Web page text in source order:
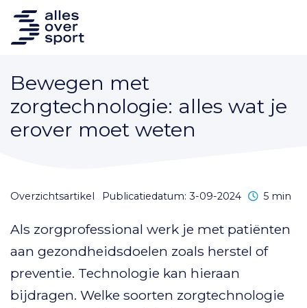
Bewegen met
zorgtechnologie: alles wat je
erover moet weten
overzichtsartikel Publicatiedatum: 3-09-2024 Leestijd
5 min
Als zorgprofessional werk je met patiënten
aan gezondheidsdoelen zoals herstel of
preventie. Technologie kan hieraan
bijdragen. Welke soorten zorgtechnologie